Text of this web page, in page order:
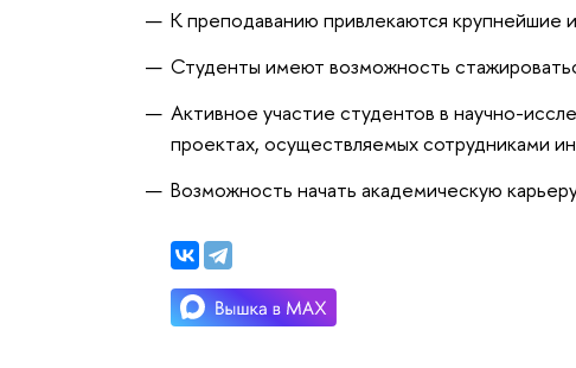
К преподаванию привлекаются крупнейшие
Студенты имеют возможность
Активное участие студентов в научно-
проектах, осуществляемых сотрудниками
Возможность начать академическую